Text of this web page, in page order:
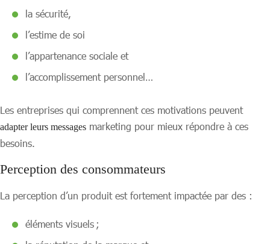
la sécurité,
l’estime de soi
l’appartenance sociale et
l’accomplissement personnel…
Les entreprises qui comprennent ces motivations peuvent
adapter leurs messages marketing pour mieux répondre à ces
besoins.
Perception des consommateurs
La perception d’un produit est fortement impactée par des :
éléments visuels ;